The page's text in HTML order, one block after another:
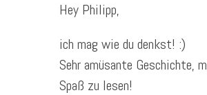
Hey Philipp,
ich mag wie du denkst! :)
Sehr amüsante Geschichte,
Spaß zu lesen!